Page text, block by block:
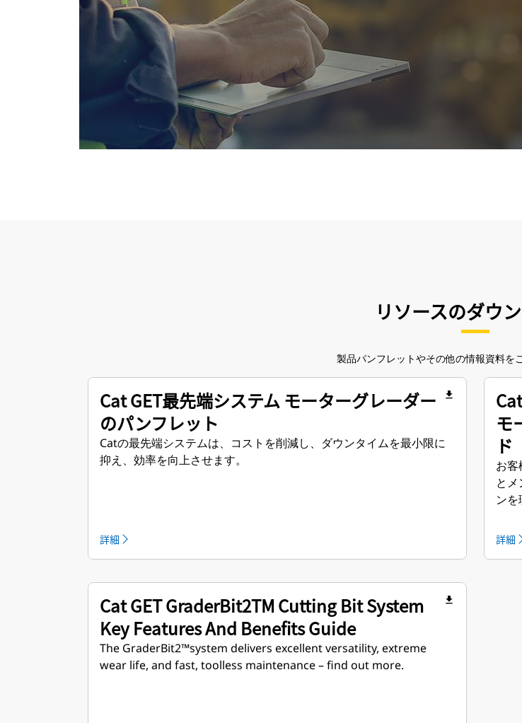
リソースのダウ
製品パンフレットやその他の情報資料を
Cat GET最先端システム モーターグレーダー
のパンフレット
file_download
Catの最先端システムは、コストを削減し、ダウンタイムを最小限に
抑え、効率を向上させます。
詳細
モ
ド
お客
と
ンを
詳細
Cat GET GraderBit2TM Cutting Bit System
Key Features And Benefits Guide
file_download
The GraderBit2™️system delivers excellent versatility, extreme
wear life, and fast, toolless maintenance – find out more.